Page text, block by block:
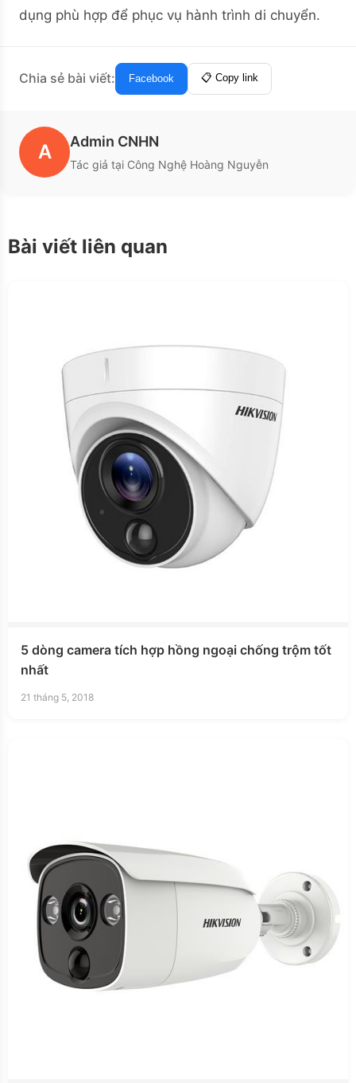
dụng phù hợp để phục vụ hành trình di chuyển.
Chia sẻ bài viết: Facebook 📋 Copy link
A Admin CNHN
Tác giả tại Công Nghệ Hoàng Nguyễn
Bài viết liên quan
5 dòng camera tích hợp hồng ngoại chống trộm tốt
nhất
21 tháng 5, 2018